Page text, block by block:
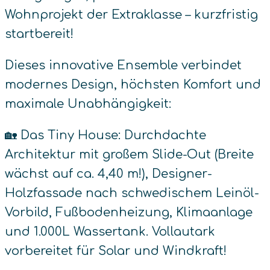
Wohnprojekt der Extraklasse – kurzfristig
startbereit!
Dieses innovative Ensemble verbindet
modernes Design, höchsten Komfort und
maximale Unabhängigkeit:
🏡 Das Tiny House: Durchdachte
Architektur mit großem Slide-Out (Breite
wächst auf ca. 4,40 m!), Designer-
Holzfassade nach schwedischem Leinöl-
Vorbild, Fußbodenheizung, Klimaanlage
und 1.000L Wassertank. Vollautark
vorbereitet für Solar und Windkraft!